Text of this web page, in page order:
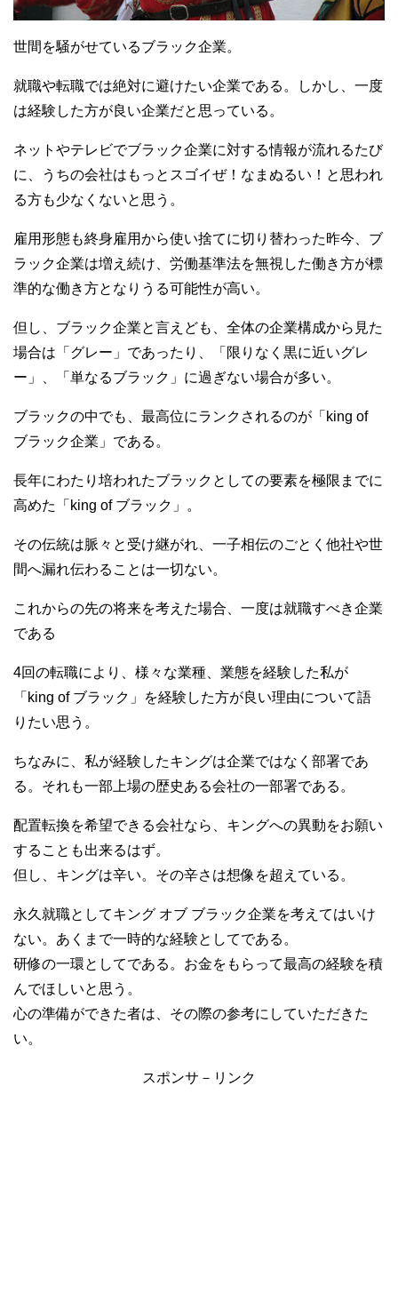
世間を騒がせているブラック企業。
就職や転職では絶対に避けたい企業である。しかし、一度
は経験した方が良い企業だと思っている。
ネットやテレビでブラック企業に対する情報が流れるたび
に、うちの会社はもっとスゴイぜ！なまぬるい！と思われ
る方も少なくないと思う。
雇用形態も終身雇用から使い捨てに切り替わった昨今、ブ
ラック企業は増え続け、労働基準法を無視した働き方が標
準的な働き方となりうる可能性が高い。
但し、ブラック企業と言えども、全体の企業構成から見た
場合は「グレー」であったり、「限りなく黒に近いグレ
ー」、「単なるブラック」に過ぎない場合が多い。
ブラックの中でも、最高位にランクされるのが「king of
ブラック企業」である。
長年にわたり培われたブラックとしての要素を極限までに
高めた「king of ブラック」。
その伝統は脈々と受け継がれ、一子相伝のごとく他社や世
間へ漏れ伝わることは一切ない。
これからの先の将来を考えた場合、一度は就職すべき企業
である
4回の転職により、様々な業種、業態を経験した私が
「king of ブラック」を経験した方が良い理由について語
りたい思う。
ちなみに、私が経験したキングは企業ではなく部署であ
る。それも一部上場の歴史ある会社の一部署である。
配置転換を希望できる会社なら、キングへの異動をお願い
することも出来るはず。
但し、キングは辛い。その辛さは想像を超えている。
永久就職としてキング オブ ブラック企業を考えてはいけ
ない。あくまで一時的な経験としてである。
研修の一環としてである。お金をもらって最高の経験を積
んでほしいと思う。
心の準備ができた者は、その際の参考にしていただきた
い。
スポンサ－リンク